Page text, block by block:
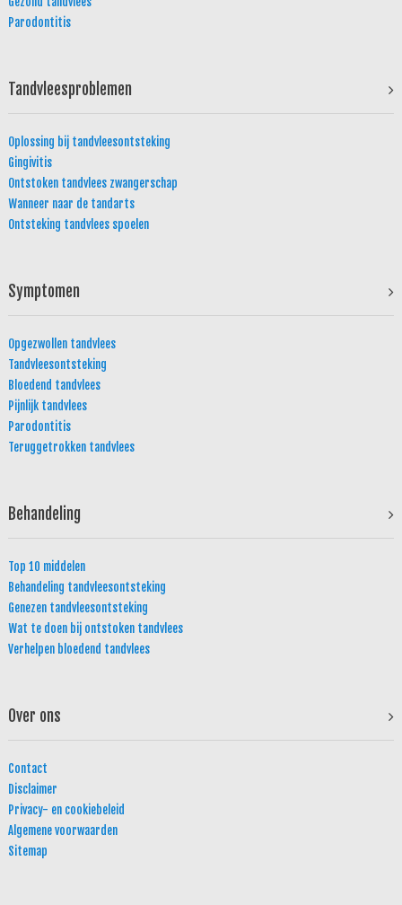
Parodontitis
Tandvleesproblemen
Oplossing bij tandvleesontsteking
Gingivitis
Ontstoken tandvlees zwangerschap
Wanneer naar de tandarts
Ontsteking tandvlees spoelen
Symptomen
Opgezwollen tandvlees
Tandvleesontsteking
Bloedend tandvlees
Pijnlijk tandvlees
Parodontitis
Teruggetrokken tandvlees
Behandeling
Top 10 middelen
Behandeling tandvleesontsteking
Genezen tandvleesontsteking
Wat te doen bij ontstoken tandvlees
Verhelpen bloedend tandvlees
Over ons
Contact
Disclaimer
Privacy- en cookiebeleid
Algemene voorwaarden
Sitemap